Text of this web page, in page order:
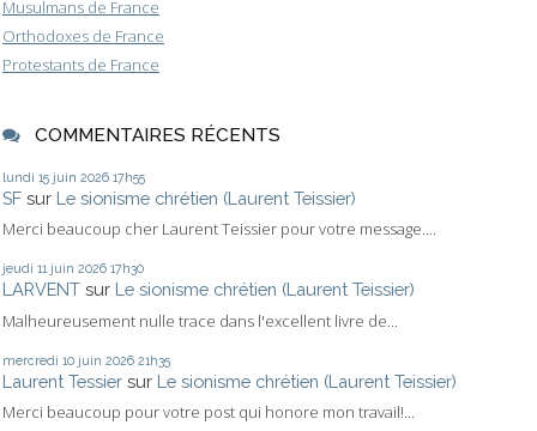
Musulmans de France
Orthodoxes de France
Protestants de France
COMMENTAIRES RÉCENTS
lundi 15 juin 2026 17h55
SF sur Le sionisme chrétien (Laurent Teissier)
Merci beaucoup cher Laurent Teissier pour votre message....
jeudi 11 juin 2026 17h30
LARVENT sur Le sionisme chrétien (Laurent Teissier)
Malheureusement nulle trace dans l'excellent livre de...
mercredi 10 juin 2026 21h35
Laurent Tessier sur Le sionisme chrétien (Laurent Teissier)
Merci beaucoup pour votre post qui honore mon travail!...